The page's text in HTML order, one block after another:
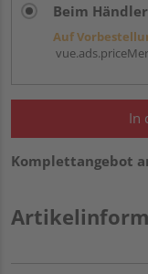
Beim
Auf
In
Komplettangebot